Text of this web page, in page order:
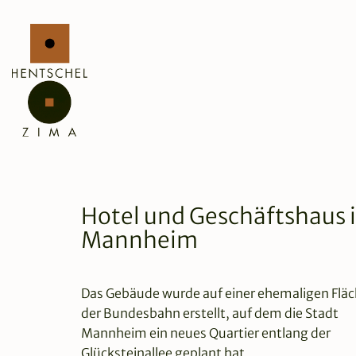
Hotel und Geschäftshaus
Mannheim
Das Gebäude wurde auf einer ehemaligen
der Bundesbahn erstellt, auf dem die Stadt
Mannheim ein neues Quartier entlang der
Glücksteinallee geplant hat.